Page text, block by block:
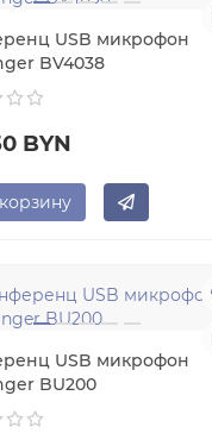
USB микрофон
BV4038
BYN
USB микрофон
BU200